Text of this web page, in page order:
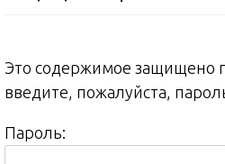
Это содержимое защищено
введите, пожалуйста,
Пароль: